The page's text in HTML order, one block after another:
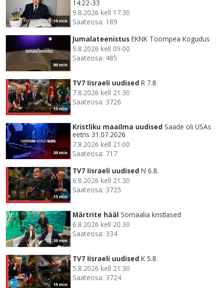
10 min
14:22-33
9.8.2026 kell 17.30
Saateosa: 189
90 min
Jumalateenistus EKNK Toompea Kogudus
9.8.2026 kell 09.00
Saateosa: 485
15 min
TV7 Iisraeli uudised R 7.8.
7.8.2026 kell 21.30
Saateosa: 3726
30 min
Kristliku maailma uudised Saade oli USAs
eetris 31.07.2026
7.8.2026 kell 21.00
Saateosa: 717
15 min
TV7 Iisraeli uudised N 6.8.
6.8.2026 kell 21.30
Saateosa: 3725
30 min
Märtrite hääl Somaalia kristlased
6.8.2026 kell 20.30
Saateosa: 334
15 min
TV7 Iisraeli uudised K 5.8.
5.8.2026 kell 21.30
Saateosa: 3724